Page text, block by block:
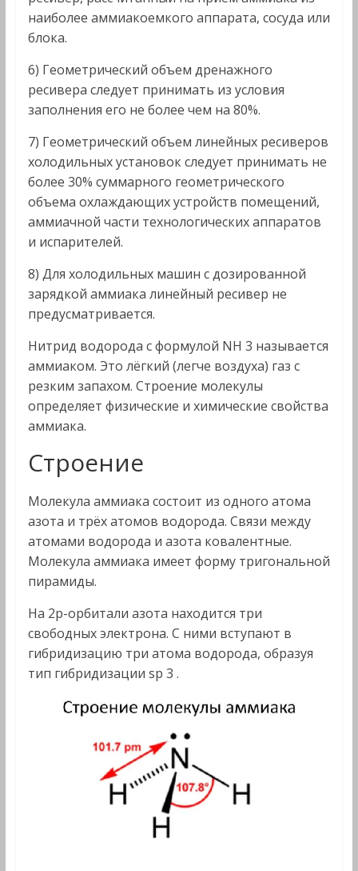
наиболее аммиакоемкого аппарата, сосуда или
блока.
6) Геометрический объем дренажного
ресивера следует принимать из условия
заполнения его не более чем на 80%.
7) Геометрический объем линейных ресиверов
холодильных установок следует принимать не
более 30% суммарного геометрического
объема охлаждающих устройств помещений,
аммиачной части технологических аппаратов
и испарителей.
8) Для холодильных машин с дозированной
зарядкой аммиака линейный ресивер не
предусматривается.
Нитрид водорода с формулой NH 3 называется
аммиаком. Это лёгкий (легче воздуха) газ с
резким запахом. Строение молекулы
определяет физические и химические свойства
аммиака.
Строение
Молекула аммиака состоит из одного атома
азота и трёх атомов водорода. Связи между
атомами водорода и азота ковалентные.
Молекула аммиака имеет форму тригональной
пирамиды.
На 2р-орбитали азота находится три
свободных электрона. С ними вступают в
гибридизацию три атома водорода, образуя
тип гибридизации sp 3 .